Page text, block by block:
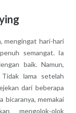
mengingat hari-hari
semangat. Ia
baik. Namun,
lama setelah
dari beberapa
bicaranya, memakai
mengolok-olok